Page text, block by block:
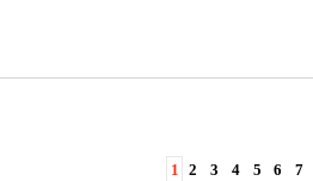
1 2 3 4 5 6 7